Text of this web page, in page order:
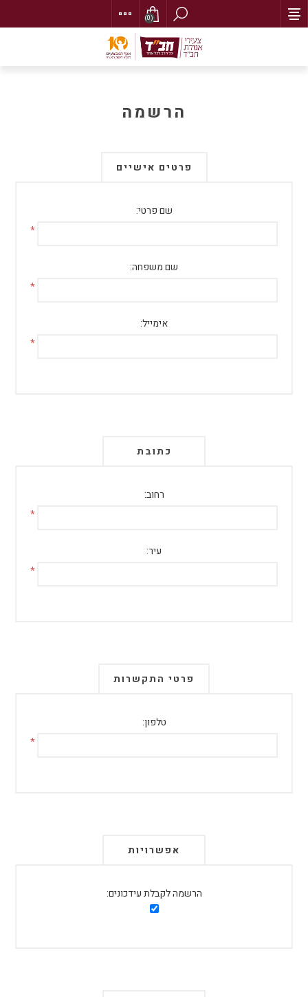
(0)
הרשמה
פרטים אישיים
שם פרטי:
*
שם משפחה:
*
אימייל:
*
כתובת
רחוב:
*
עיר:
*
פרטי התקשרות
טלפון:
*
אפשרויות
הרשמה לקבלת עידכונים: